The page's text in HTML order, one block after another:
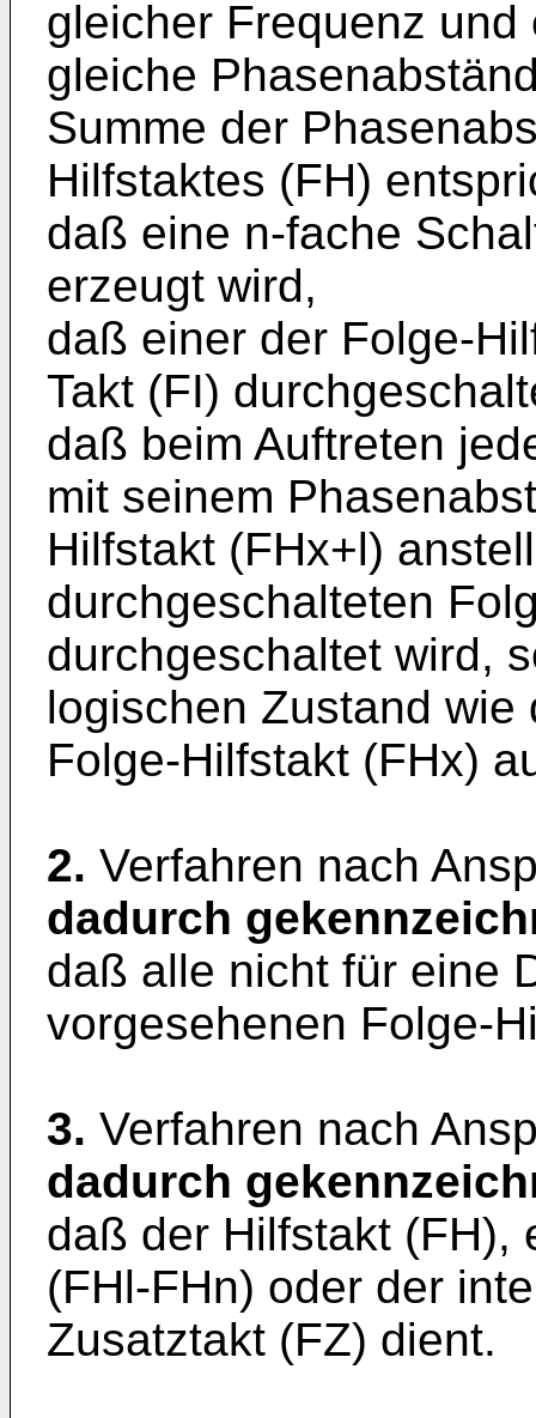
gleicher Frequenz
gleiche
Summe der
Hilfstaktes (FH)
daß eine n-fache
erzeugt wird,
daß einer der Folge-
Takt (FI)
daß beim Auftreten
mit seinem
Hilfstakt (FHx+l)
durchgeschalteten
durchgeschaltet wird,
logischen Zustand
Folge-Hilfstakt (FHx)
2. Verfahren nach
dadurch
daß alle nicht für eine
vorgesehenen Folge-
3. Verfahren nach
dadurch
daß der Hilfstakt (FH),
(FHl-FHn) oder der
Zusatztakt (FZ) dient.